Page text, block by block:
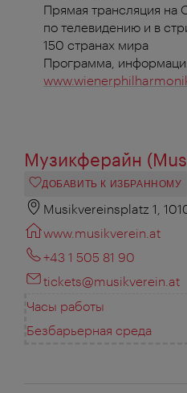
Прямая трансляция на
по телевидению и в
150 странах мира
Программа,
Музикферайн
ДОБАВИТЬ К ИЗБРАННОМУ
Musikvereinsplatz 1,
www.musikverein.at
+43 1 505 81 90
tickets@musikverein.at
Часы работы
Безбарьерная среда